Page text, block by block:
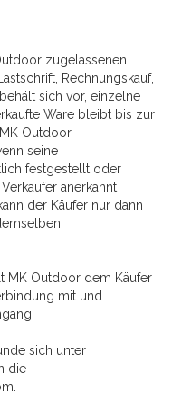
zugelassenen
Rechnungskauf,
sich vor, einzelne
Ware bleibt bis zur
Outdoor.
seine
festgestellt oder
anerkannt
der Käufer nur dann
MK Outdoor dem Käufer
mit und
sich unter
die